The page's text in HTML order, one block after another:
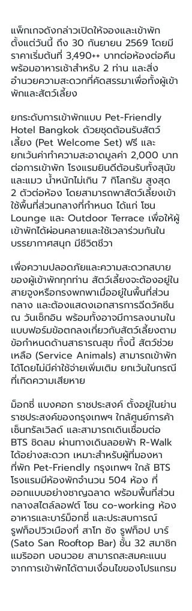
แพ็กเกจดังกล่าวเปิดให้จองและเข้าพัก
ตั้งแต่วันนี้ ถึง 30 กันยายน 2569 โดยมี
ราคาเริ่มต้นที่ 3,490++ บาทต่อห้องต่อคืน
พร้อมอาหารเช้าสำหรับ 2 ท่าน และสิ่ง
อำนวยความสะดวกที่คัดสรรมาเพื่อทั้งผู้เข้า
พักและสัตว์เลี้ยง
ยกระดับการเข้าพักแบบ Pet-Friendly
Hotel Bangkok ด้วยชุดต้อนรับสัตว์
เลี้ยง (Pet Welcome Set) ฟรี และ
ยกเว้นค่าทำความสะอาดมูลค่า 2,000 บาท
ต่อการเข้าพัก โรงแรมยินดีต้อนรับทั้งสุนัข
และแมว น้ำหนักไม่เกิน 7 กิโลกรัม สูงสุด
2 ตัวต่อห้อง โดยสามารถพาสัตว์เลี้ยงเข้า
ใช้พื้นที่ส่วนกลางที่กำหนด ได้แก่ โซน
Lounge และ Outdoor Terrace เพื่อให้ผู้
เข้าพักได้ผ่อนคลายและใช้เวลาร่วมกันใน
บรรยากาศสนุก มีชีวิตชีวา
เพื่อความปลอดภัยและความสะดวกสบาย
ของผู้เข้าพักทุกท่าน สัตว์เลี้ยงจะต้องอยู่ใน
สายจูงหรือกรงพกพาเมื่ออยู่ในพื้นที่ส่วน
กลาง และต้องแสดงเอกสารการฉีดวัคซีน
ณ วันเช็กอิน พร้อมทั้งอาจมีการลงนามใน
แบบฟอร์มข้อตกลงเกี่ยวกับสัตว์เลี้ยงตาม
ข้อกำหนดด้านสาธารณสุข ทั้งนี้ สัตว์ช่วย
เหลือ (Service Animals) สามารถเข้าพัก
ได้โดยไม่มีค่าใช้จ่ายเพิ่มเติม ยกเว้นในกรณี
ที่เกิดความเสียหาย
ม็อกซี่ แบงคอก ราชประสงค์ ตั้งอยู่ในย่าน
ราชประสงค์ของกรุงเทพฯ ใกล้ศูนย์การค้า
เซ็นทรัลเวิลด์ และสามารถเดินเชื่อมต่อ
BTS ชิดลม ผ่านทางเดินลอยฟ้า R-Walk
ได้อย่างสะดวก เหมาะสำหรับผู้ที่มองหา
ที่พัก Pet-Friendly กรุงเทพฯ ใกล้ BTS
โรงแรมมีห้องพักจำนวน 504 ห้อง ที่
ออกแบบอย่างชาญฉลาด พร้อมพื้นที่ส่วน
กลางสไตล์ลอฟต์ โซน co-working ห้อง
อาหารและบาร์ม็อกซี่ และประสบการณ์
รูฟท็อปวิวเมืองที่ สาโท ซัง รูฟท็อป บาร์
(Sato San Rooftop Bar) ชั้น 32 สมาชิก
แมริออท บอนวอย สามารถสะสมคะแนน
จากการเข้าพักได้ตามเงื่อนไขของโปรแกรม